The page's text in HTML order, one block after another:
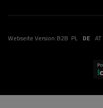
Webseite Version:B2B PL DE AT